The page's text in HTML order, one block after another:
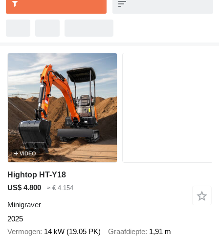
VIDEO
Hightop HT-Y18
US$ 4.800
≈ € 4.154
Minigraver
2025
Vermogen 14 kW (19.05 PK) Graafdiepte 1,91 m